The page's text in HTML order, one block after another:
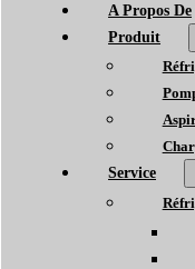
A Propos De
Produit
Service